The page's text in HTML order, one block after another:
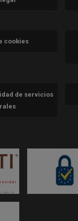
cookies
de servicios